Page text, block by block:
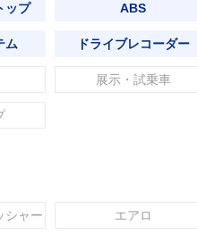
ップ ABS
ム ドライブレコーダー
展示・試乗車
シャー エアロ